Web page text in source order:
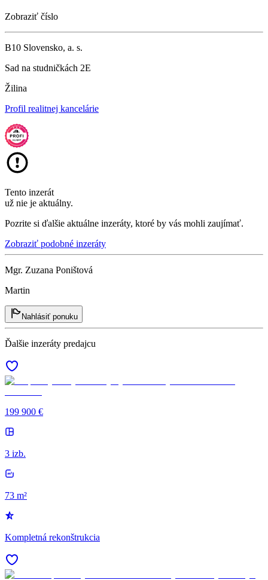
Zobraziť číslo
B10 Slovensko, a. s.
Sad na studničkách 2E
Žilina
Profil realitnej kancelárie
Tento inzerát
už nie je aktuálny.
Pozrite si ďalšie aktuálne inzeráty, ktoré by vás mohli zaujímať.
Zobraziť podobné inzeráty
Mgr. Zuzana Poništová
Martin
Nahlásiť ponuku
Ďalšie inzeráty predajcu
199 900 €
3 izb.
73 m²
Kompletná rekonštrukcia